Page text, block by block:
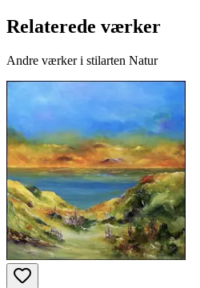
Relaterede værker
Andre værker i stilarten Natur